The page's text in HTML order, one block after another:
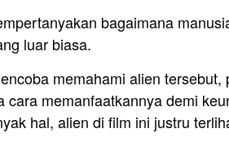
bagaimana
luar biasa.
memahami alien
cara memanfaatkannya demi
hal, alien di film ini justru